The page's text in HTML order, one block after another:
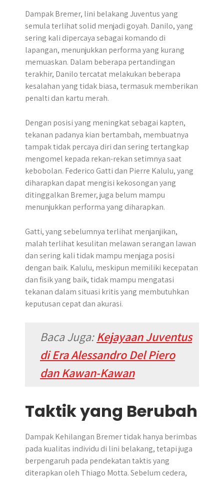
Dampak Bremer, lini belakang Juventus yang
semula terlihat solid menjadi goyah. Danilo, yang
sering kali dipercaya sebagai komando di
lapangan, menunjukkan performa yang kurang
memuaskan. Dalam beberapa pertandingan
terakhir, Danilo tercatat melakukan beberapa
kesalahan yang tidak biasa, termasuk memberikan
penalti dan kartu merah.
Dengan posisi yang meningkat sebagai kapten,
tekanan padanya kian bertambah, membuatnya
tampak tidak percaya diri dan sering tertangkap
mengomel kepada rekan-rekan setimnya saat
kebobolan. Federico Gatti dan Pierre Kalulu, yang
diharapkan dapat mengisi kekosongan yang
ditinggalkan Bremer, juga belum mampu
menunjukkan performa yang diharapkan.
Gatti, yang sebelumnya terlihat menjanjikan,
malah terlihat kesulitan melawan serangan lawan
dan sering kali tidak mampu menjaga posisi
dengan baik. Kalulu, meskipun memiliki kecepatan
dan fisik yang baik, tidak mampu mengatasi
tekanan dalam situasi kritis yang membutuhkan
keputusan cepat dan akurasi.
Baca Juga:Kejayaan Juventus
di Era Alessandro Del Piero
dan Kawan-Kawan
Taktik yang Berubah
Dampak Kehilangan Bremer tidak hanya berimbas
pada kualitas individu di lini belakang, tetapi juga
berpengaruh pada pendekatan taktis yang
diterapkan oleh Thiago Motta. Sebelum cedera,